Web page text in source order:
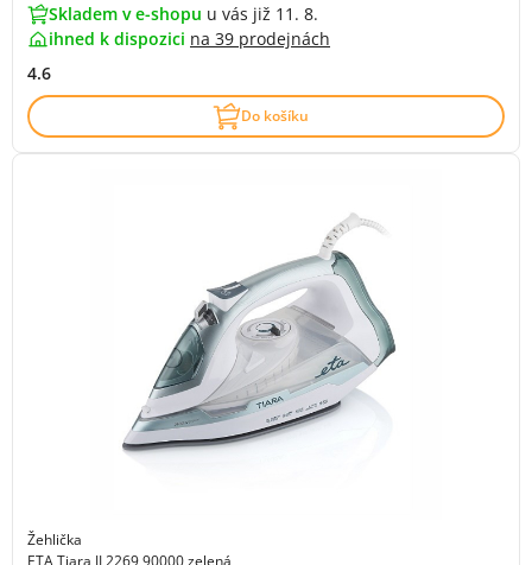
Skladem v e-shopu u vás již 11. 8.
ihned k dispozici na 39 prodejnách
4.6
Do košíku
Žehlička
ETA Tiara II 2269 90000 zelená